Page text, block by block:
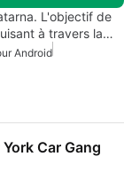
L'objectif de
à travers la…
Android
Car Gang